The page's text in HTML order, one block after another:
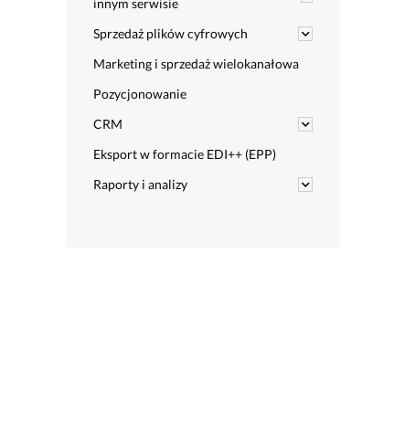
innym serwisie
Sprzedaż plików cyfrowych
Marketing i sprzedaż wielokanałowa
Pozycjonowanie
CRM
Eksport w formacie EDI++ (EPP)
Raporty i analizy